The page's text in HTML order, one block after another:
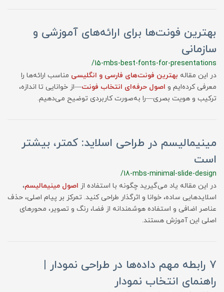
بهترین فونت‌ها برای ارائه‌های آموزشی و
سازمانی
/15-mbs-best-fonts-for-presentations
در این مقاله بهترین فونت‌های فارسی و انگلیسی مناسب ارائه‌ها را
معرفی کرده‌ایم و اصول حرفه‌ای انتخاب فونت—از خوانایی تا اندازه،
ترکیب و هویت بصری—را به‌صورت کاربردی توضیح می‌دهیم.
مینیمالیسم در طراحی اسلاید: کمتر، بیشتر
است
/18-mbs-minimal-slide-design
در این مقاله یاد می‌گیرید چگونه با استفاده از اصول مینیمالیسم،
اسلایدهایی ساده، خوانا و اثرگذار طراحی کنید. تمرکز بر پیام اصلی، حذف
عناصر اضافی و استفاده هوشمندانه از فضا، رنگ و تصویر، محورهای
اصلی این آموزش هستند.
۷ رابطه مهم داده‌ها در طراحی نمودار |
راهنمای انتخاب نمودار